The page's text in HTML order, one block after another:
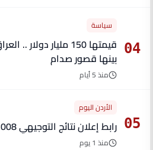
04
سياسة
بينها قصور صدام
منذ 5 أيام
05
الأردن اليوم
رابط إعلان نتائج التوجيهي 2008
منذ 1 يوم